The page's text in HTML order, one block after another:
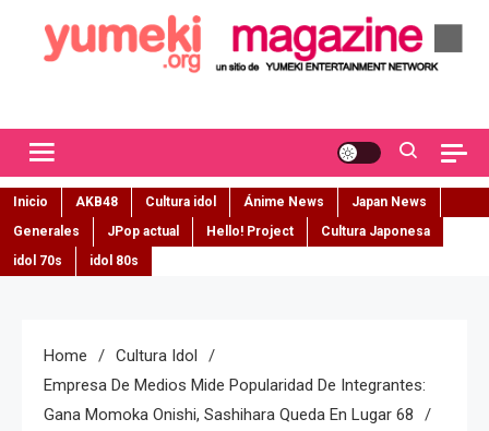
Inicio AKB48 Cultura idol Ánime News
Japan News
Generales
JPop actual Hello! Project
Cultura Japonesa
idol 70s
idol 80s
Home
Cultura Idol
Empresa De Medios Mide Popularidad De Integrantes:
Gana Momoka Onishi, Sashihara Queda En Lugar 68